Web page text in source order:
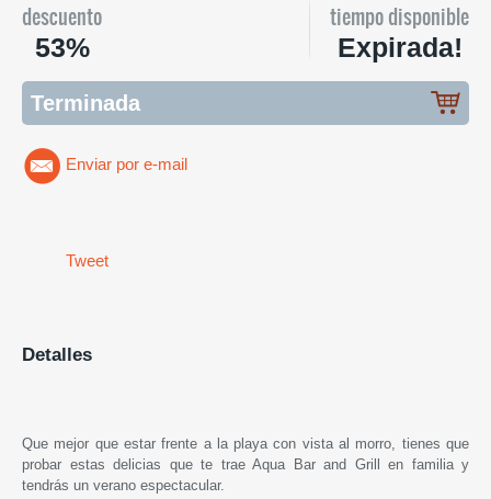
descuento
53%
tiempo disponible
Expirada!
Terminada
Enviar por e-mail
Tweet
Detalles
Que mejor que estar frente a la playa con vista al morro, tienes que
probar estas delicias que te trae Aqua Bar and Grill en familia y
tendrás un verano espectacular.